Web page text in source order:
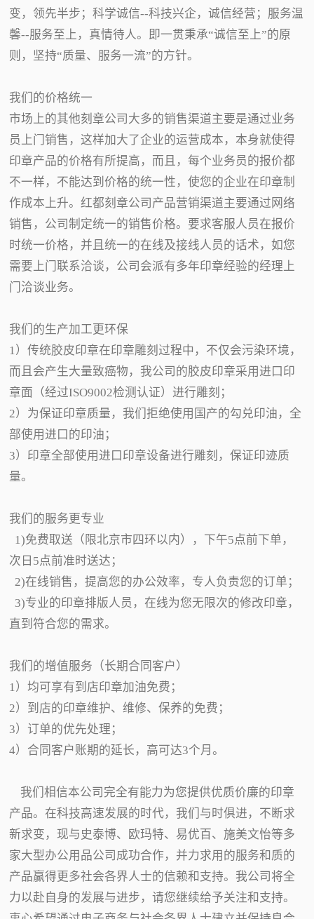
变，领先半步；科学诚信--科技兴企，诚信经营；服务温
馨--服务至上，真情待人。即一贯秉承“诚信至上”的原
则，坚持“质量、服务一流”的方针。
我们的价格统一
市场上的其他刻章公司大多的销售渠道主要是通过业务
员上门销售，这样加大了企业的运营成本，本身就使得
印章产品的价格有所提高，而且，每个业务员的报价都
不一样，不能达到价格的统一性，使您的企业在印章制
作成本上升。红都刻章公司产品营销渠道主要通过网络
销售，公司制定统一的销售价格。要求客服人员在报价
时统一价格，并且统一的在线及接线人员的话术，如您
需要上门联系洽谈，公司会派有多年印章经验的经理上
门洽谈业务。
我们的生产加工更环保
1）传统胶皮印章在印章雕刻过程中，不仅会污染环境，
而且会产生大量致癌物，我公司的胶皮印章采用进口印
章面（经过ISO9002检测认证）进行雕刻；
2）为保证印章质量，我们拒绝使用国产的勾兑印油，全
部使用进口的印油；
3）印章全部使用进口印章设备进行雕刻，保证印迹质
量。
我们的服务更专业
1)免费取送（限北京市四环以内），下午5点前下单，
次日5点前准时送达；
2)在线销售，提高您的办公效率，专人负责您的订单；
3)专业的印章排版人员，在线为您无限次的修改印章，
直到符合您的需求。
我们的增值服务（长期合同客户）
1）均可享有到店印章加油免费；
2）到店的印章维护、维修、保养的免费；
3）订单的优先处理；
4）合同客户账期的延长，高可达3个月。
我们相信本公司完全有能力为您提供优质价廉的印章
产品。在科技高速发展的时代，我们与时俱进，不断求
新求变，现与史泰博、欧玛特、易优百、施美文怡等多
家大型办公用品公司成功合作，并力求用的服务和质的
产品赢得更多社会各界人士的信赖和支持。我公司将全
力以赴自身的发展与进步，请您继续给予关注和支持。